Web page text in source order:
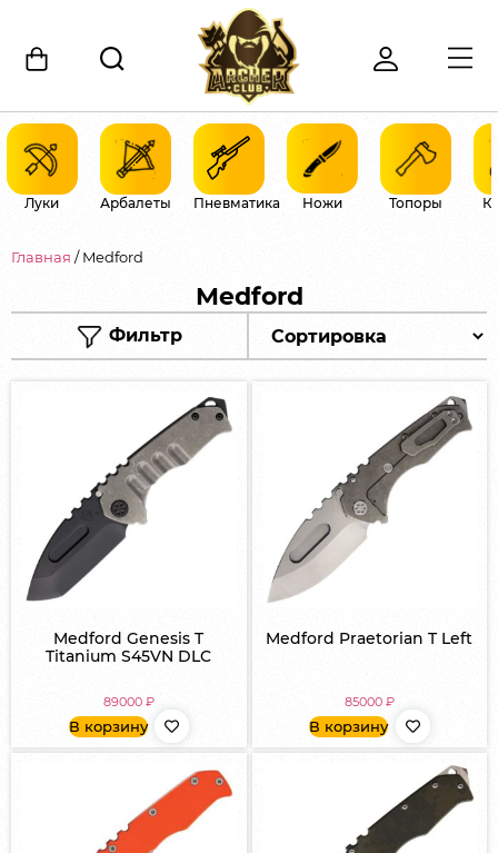
Луки Арбалеты Пневматика Ножи Топоры
Главная / Medford
Medford
Фильтр
Medford Genesis T
Titanium S45VN DLC
89000 ₽
В корзину
Medford Praetorian T Left
85000 ₽
В корзину